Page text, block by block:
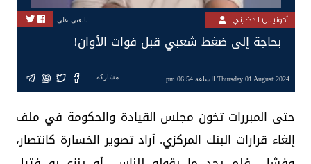
أدونيس الدخيني تابعنى على
بحاجة إلى ضغط شعبي قبل فوات الأوان!
Thursday 01 August 2024 الساعة 06:54 pm مشاركة
حتى المبررات تخون مجلس القيادة والحكومة في ملف
إلغاء قرارات البنك المركزي. أراد تصوير الخسارة كانتصار،